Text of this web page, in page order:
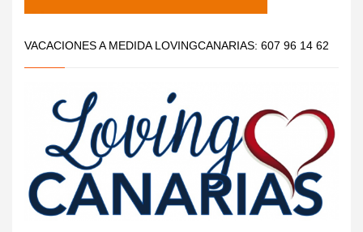
VACACIONES A MEDIDA LOVINGCANARIAS: 607 96 14 62